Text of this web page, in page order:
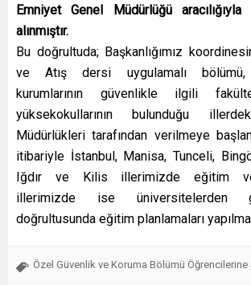
Emniyet Genel Müdürlüğü
alınmıştır.
Bu doğrultuda; Başkanlığımız
ve Atış dersi uygulamalı bölümü,
kurumlarının güvenlikle ilgili
yüksekokullarının bulunduğu
Müdürlükleri tarafından verilmeye
itibariyle İstanbul, Manisa, Tunceli,
Iğdır ve Kilis illerimizde eğitim
illerimizde ise üniversitelerden
doğrultusunda eğitim planlamaları
Özel Güvenlik ve Koruma Bölümü Öğrencilerine